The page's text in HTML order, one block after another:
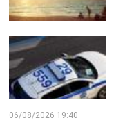
06/08/2026 19:40